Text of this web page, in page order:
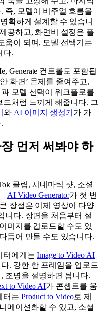
즉, 모델이 비주얼 흐름을
확하게 설계할 수 있습니
공하고, 화면비 설정은 플
움이 되며, 모델 선택기는
다.
Generate 컨트롤도 포함됩
화면’ 문제를 줄여주고,
모델 선택이 워크플로를
처럼 느끼게 해줍니다. 그
와 AI 이미지 생성기 가 가
먼저 써봐야 하
클립, 시네마틱 샷, 소셜
—AI Video Generator가 첫 번
장점은 이제 영상이 다양
니다. 장면을 처음부터 설
미지를 업로드할 수도 있
듬어 만들 수도 있습니다.
터에게는 Image to Video AI
. 강한 한 프레임을 업로드
조명을 설명하면 됩니다.
to Video AI가 콘셉트를 움
터는 Product to Video로 제
메이션화할 수 있고, 소셜